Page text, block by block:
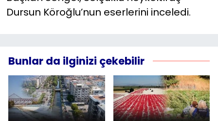
Dursun Köroğlu’nun eserlerini inceledi.
Bunlar da ilginizi çekebilir